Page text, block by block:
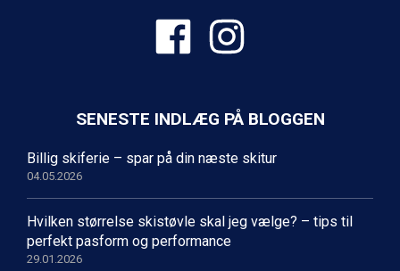
Ischgl fra DKK 7.095
St. Anton fra DKK 7.245
Ponte di Legno fra DKK 4.745
Bad Gastein fra DKK 4.195
Alleghe fra DKK 5.595
La Thuile fra DKK 4.595
Val Thorens fra DKK 5.395
Cervinia fra DKK 5.295
SENESTE INDLÆG PÅ BLOGGEN
Billig skiferie – spar på din næste skitur
04.05.2026
Hvilken størrelse skistøvle skal jeg vælge? – tips til
perfekt pasform og performance
29.01.2026